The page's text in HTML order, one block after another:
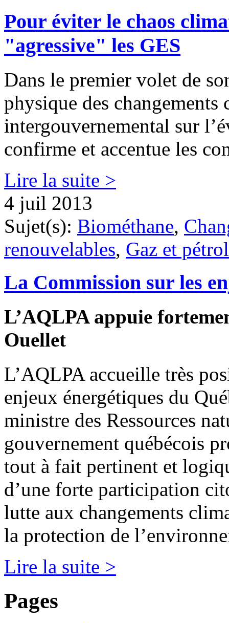
Pour éviter le chaos
"agressive" les GES
Dans le premier volet de
physique des
intergouvernemental sur
confirme et accentue les
Lire la suite >
4 juil 2013
Sujet(s): Biométhane,
renouvelables, Gaz et
La Commission sur les
L’AQLPA appuie
Ouellet
L’AQLPA accueille très
enjeux énergétiques du
ministre des Ressources
gouvernement québécois
tout à fait pertinent et
d’une forte participation
lutte aux changements
la protection de
Lire la suite >
Pages